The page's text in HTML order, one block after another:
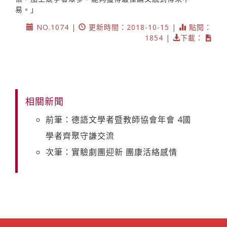
易。」
NO.1074 |
更新時間：2018-10-15 |
點閱：
1854 |
下載：
相關新聞
前筆：德語文學者暨教師協會年會 4國
學者齊聚守謙交流
次筆：實驗劇團迎新 團康活絡感情